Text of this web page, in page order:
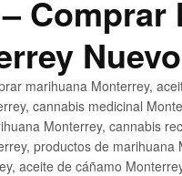
Comprar
marihuana Monterrey,
cannabis medicinal
Monterrey, cannabis
productos de marihuana
aceite de cáñamo